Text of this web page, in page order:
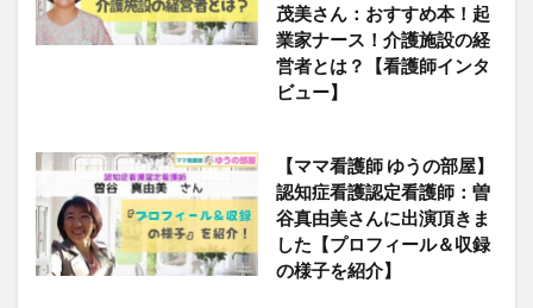
茂美さん：おすすめ本！起
業家ナース！介護施設の経
営者とは？【看護師インタ
ビュー】
【ママ看護師 ゆうの部屋】
認知症看護認定看護師：曽
谷真由美さんに出演頂きま
した【プロフィール＆収録
の様子を紹介】